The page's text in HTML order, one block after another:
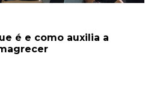
é e como auxilia a